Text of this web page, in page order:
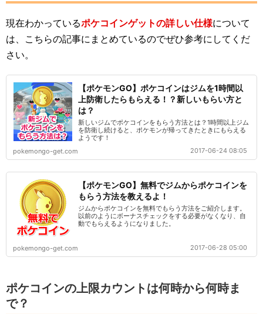
現在わかっているポケコインゲットの詳しい仕様について
は、こちらの記事にまとめているのでぜひ参考にしてくだ
さい。
【ポケモンGO】ポケコインはジムを1時間以
上防衛したらもらえる！？新しいもらい方と
は？
新しいジムでポケコインをもらう方法とは？1時間以上ジム
を防衛し続けると、ポケモンが帰ってきたときにもらえる
ようです！
pokemongo-get.com
2017-06-24 08:05
【ポケモンGO】無料でジムからポケコインを
もらう方法を教えるよ！
ジムからポケコインを無料でもらう方法をご紹介します。
以前のようにボーナスチェックをする必要がなくなり、自
動でもらえるようになりました。
pokemongo-get.com 2017-06-28 05:00
ポケコインの上限カウントは何時から何時ま
で？